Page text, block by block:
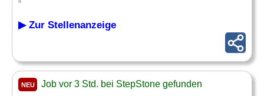
▶ Zur Stellenanzeige
NEU Job vor 3 Std. bei StepStone gefunden